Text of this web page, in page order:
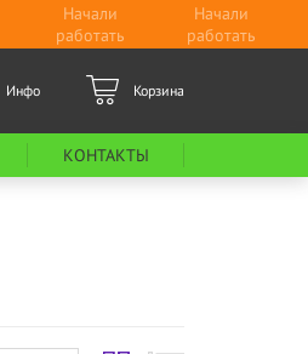
Начали
работать
Начали
работать
Инфо Корзина
КОНТАКТЫ